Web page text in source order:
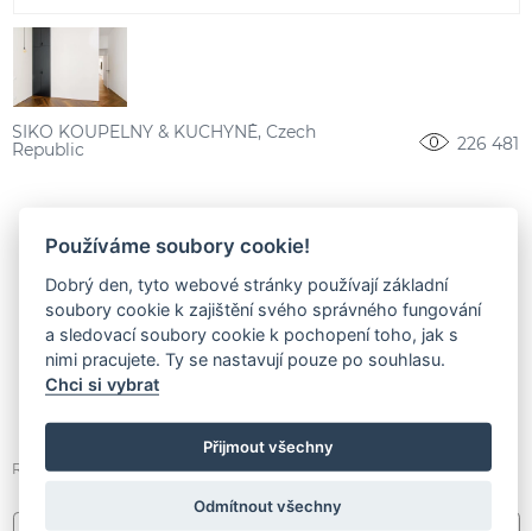
SIKO KOUPELNY & KUCHYNĚ, Czech
Republic
226 481
Rádi vám poradíme / Konzultujte s námi / Ptejte se
Používáme soubory cookie!
Dobrý den, tyto webové stránky používají základní
soubory cookie k zajištění svého správného fungování
a sledovací soubory cookie k pochopení toho, jak s
nimi pracujete. Ty se nastavují pouze po souhlasu.
Chci si vybrat
Přijmout všechny
Odmítnout všechny